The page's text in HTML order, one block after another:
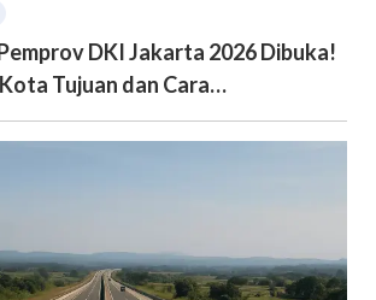
DKI Jakarta 2026 Dibuka!
Tujuan dan Cara